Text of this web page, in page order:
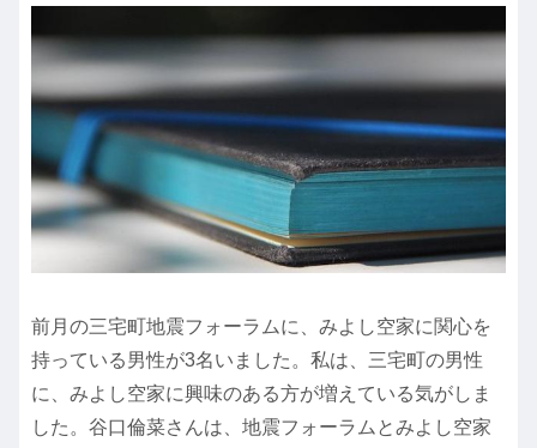
前月の三宅町地震フォーラムに、みよし空家に関心を
持っている男性が3名いました。私は、三宅町の男性
に、みよし空家に興味のある方が増えている気がしま
した。谷口倫菜さんは、地震フォーラムとみよし空家